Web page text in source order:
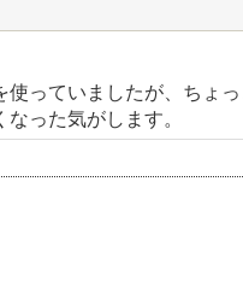
っていましたが、ちょ
った気がします。